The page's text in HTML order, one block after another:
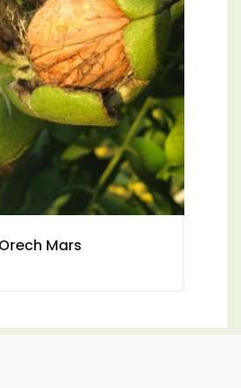
Orech Mars